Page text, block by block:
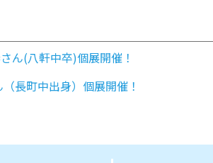
ん(八軒中卒)個展開催！
長町中出身）個展開催！